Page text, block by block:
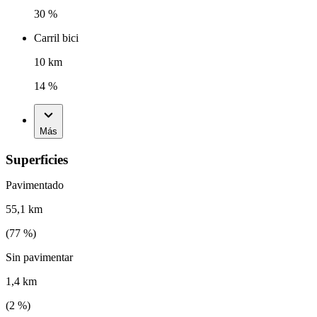
30 %
Carril bici
10 km
14 %
Más
Superficies
Pavimentado
55,1 km
(77 %)
Sin pavimentar
1,4 km
(2 %)